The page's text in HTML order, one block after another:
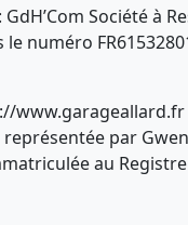
Société à
le numéro
par
au